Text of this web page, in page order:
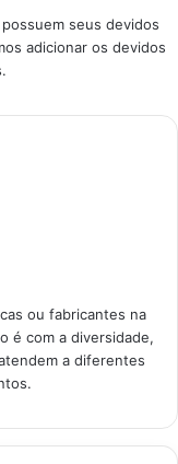
seus devidos
adicionar os devidos
ou fabricantes na
é com a diversidade,
a diferentes